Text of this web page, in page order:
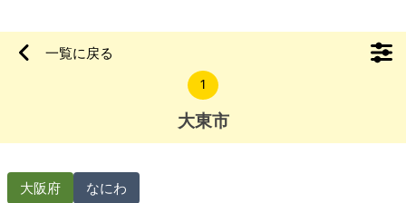
にあり、住みやすいです。また、トレッキングコースが歩いて5
分の所にあるので、都会の便利さと、豊かな自然と両方を味わ
える場所です。近所の方はみなさん温かく、親切な方です。こ
一覧に戻る
1
大東市
大阪府 なにわ